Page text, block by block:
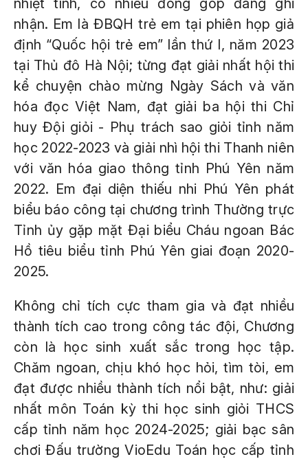
nhiệt tình, có nhiều đóng góp đáng ghi
nhận. Em là ĐBQH trẻ em tại phiên họp giả
định “Quốc hội trẻ em” lần thứ I, năm 2023
tại Thủ đô Hà Nội; từng đạt giải nhất hội thi
kể chuyện chào mừng Ngày Sách và văn
hóa đọc Việt Nam, đạt giải ba hội thi Chỉ
huy Đội giỏi - Phụ trách sao giỏi tỉnh năm
học 2022-2023 và giải nhì hội thi Thanh niên
với văn hóa giao thông tỉnh Phú Yên năm
2022. Em đại diện thiếu nhi Phú Yên phát
biểu báo công tại chương trình Thường trực
Tỉnh ủy gặp mặt Đại biểu Cháu ngoan Bác
Hồ tiêu biểu tỉnh Phú Yên giai đoạn 2020-
2025.
Không chỉ tích cực tham gia và đạt nhiều
thành tích cao trong công tác đội, Chương
còn là học sinh xuất sắc trong học tập.
Chăm ngoan, chịu khó học hỏi, tìm tòi, em
đạt được nhiều thành tích nổi bật, như: giải
nhất môn Toán kỳ thi học sinh giỏi THCS
cấp tỉnh năm học 2024-2025; giải bạc sân
chơi Đấu trường VioEdu Toán học cấp tỉnh